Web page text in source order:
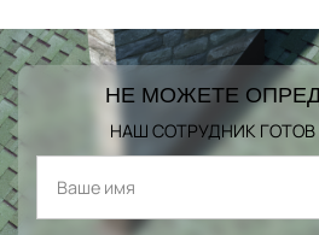
НЕ МОЖЕТЕ
НАШ СОТРУДНИК